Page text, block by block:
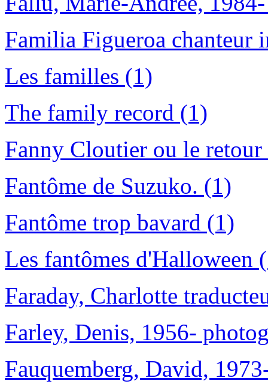
Familia Figueroa chanteur
Les familles (1)
The family record (1)
Fanny Cloutier ou le retour
Fantôme de Suzuko. (1)
Fantôme trop bavard (1)
Les fantômes d'Halloween
Faraday, Charlotte
Farley, Denis, 1956-
Fauquemberg, David,